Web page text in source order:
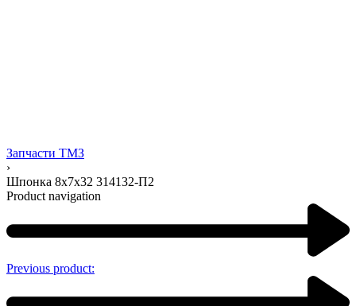
Запчасти ТМЗ
›
Шпонка 8х7х32 314132-П2
Product navigation
Previous product: